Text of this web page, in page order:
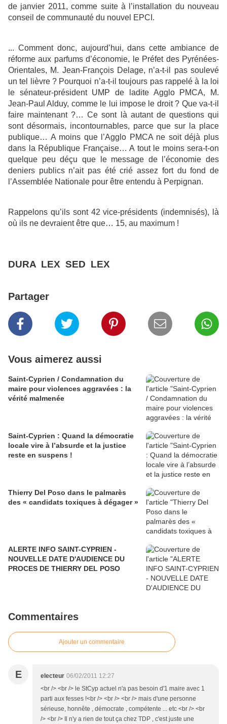
de janvier 2011, comme suite à l’installation du nouveau
conseil de communauté du nouvel EPCI.
... Comment donc, aujourd’hui, dans cette ambiance de
réforme aux parfums d’économie, le Préfet des Pyrénées-
Orientales, M. Jean-François Delage, n’a-t-il pas soulevé
un tel lièvre ? Pourquoi n’a-t-il toujours pas rappelé à la loi
le sénateur-président UMP de ladite Agglo PMCA, M.
Jean-Paul Alduy, comme le lui impose le droit ? Que va-t-il
faire maintenant ?… Ce sont là autant de questions qui
sont désormais, incontournables, parce que sur la place
publique… A moins que l’Agglo PMCA ne soit déjà plus
dans la République Française… A tout le moins sera-t-on
quelque peu déçu que le message de l’économie des
deniers publics n’ait pas été crié assez fort du fond de
l’Assemblée Nationale pour être entendu à Perpignan.
Rappelons qu’ils sont 42 vice-présidents (indemnisés), là
où ils ne devraient être que… 15, au maximum !
DURA LEX SED LEX
Partager
Vous aimerez aussi
Saint-Cyprien / Condamnation du
maire pour violences aggravées : la
vérité malmenée
Saint-Cyprien : Quand la démocratie
locale vire à l’absurde et la justice
reste en suspens !
Thierry Del Poso dans le palmarès
des « candidats toxiques à dégager »
ALERTE INFO SAINT-CYPRIEN -
NOUVELLE DATE D'AUDIENCE DU
PROCES DE THIERRY DEL POSO
Commentaires
Ajouter un commentaire
E electeur 06/02/2011 12:27
<br /> <br /> le StCyp actuel n'a pas besoin d'1 maire avec 1
parti aux fesses !<br /> <br /> <br /> mais d'une personne
sérieuse, honnête , démocrate , compétente ... etc <br /> <br
/> <br /> Il n'y a rien de tout ça chez TDP , c'est juste une